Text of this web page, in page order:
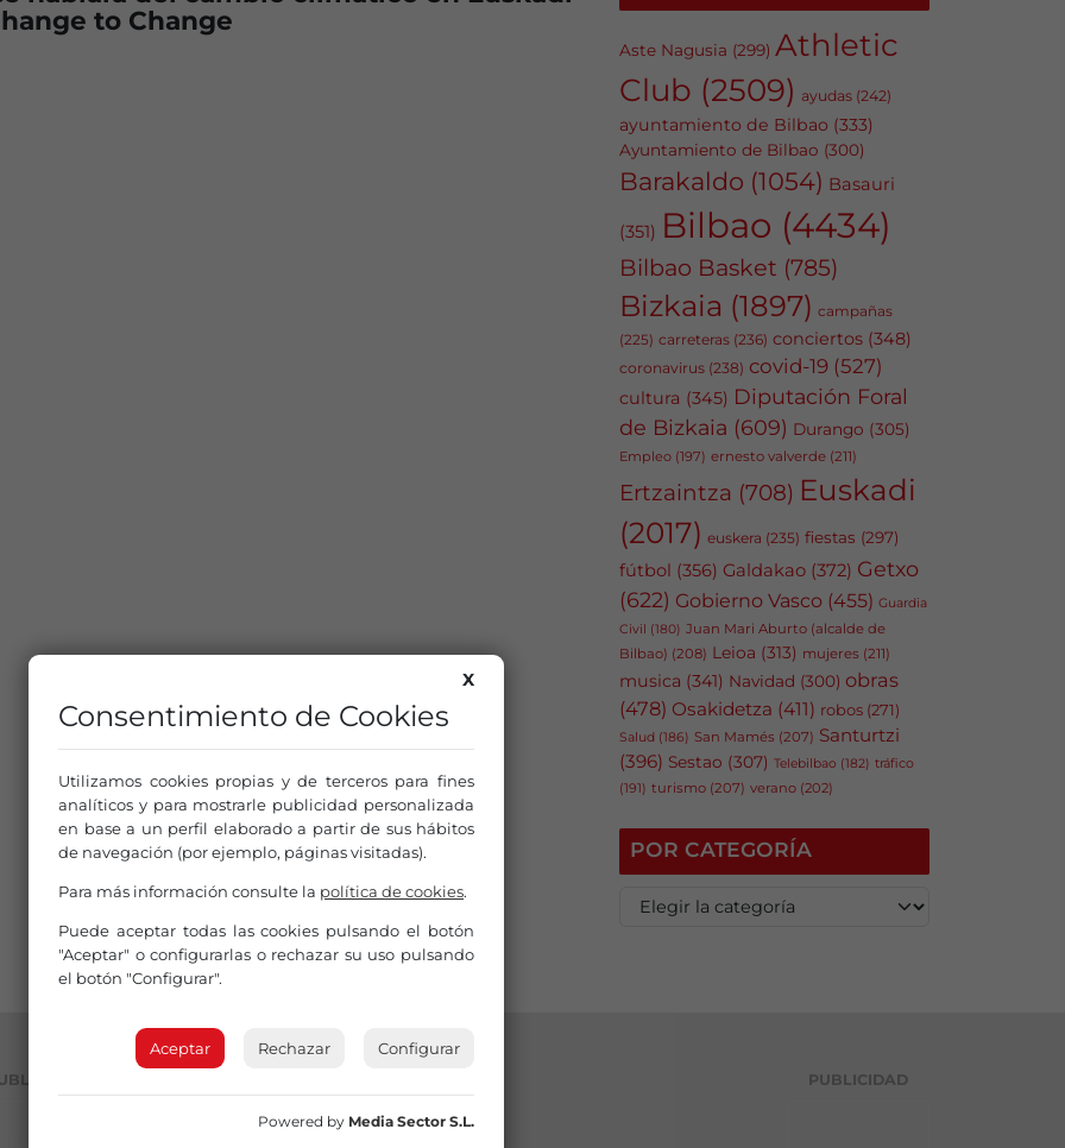
to Change
Aste Nagusia (299) Athletic
Club (2509) ayudas (242)
ayuntamiento de Bilbao (333)
Ayuntamiento de Bilbao (300)
Barakaldo (1054) Basauri
(351) Bilbao (4434)
Bilbao Basket (785)
Bizkaia (1897) campañas
(225) carreteras (236) conciertos (348)
coronavirus (238) covid-19 (527)
cultura (345) Diputación Foral
de Bizkaia (609) Durango (305)
Empleo (197) ernesto valverde (211)
Ertzaintza (708) Euskadi
(2017) euskera (235) fiestas (297)
fútbol (356) Galdakao (372) Getxo
(622) Gobierno Vasco (455) Guardia
Civil (180) Juan Mari Aburto (alcalde de
Bilbao) (208) Leioa (313) mujeres (211)
musica (341) Navidad (300) obras
(478) Osakidetza (411) robos (271)
Salud (186) San Mamés (207) Santurtzi
(396) Sestao (307) Telebilbao (182) tráfico
(191) turismo (207) verano (202)
POR CATEGORÍA
PUBLICIDAD
X
Consentimiento de Cookies
Utilizamos cookies propias y de terceros para fines
analíticos y para mostrarle publicidad personalizada
en base a un perfil elaborado a partir de sus hábitos
de navegación (por ejemplo, páginas visitadas).
Para más información consulte la política de cookies.
Puede aceptar todas las cookies pulsando el botón
"Aceptar" o configurarlas o rechazar su uso pulsando
el botón "Configurar".
Aceptar Rechazar Configurar
Powered by Media Sector S.L.